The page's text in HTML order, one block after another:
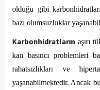
olduğu gibi
bazı olumsuzluklar
Karbonhidratların aşırı
kan basıncı problemleri
rahatsızlıkları ve
yaşanabilmektedir. Ancak